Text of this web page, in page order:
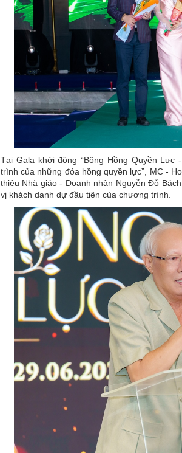
Tại Gala khởi động “Bông Hồng Quyền Lực
trình của những đóa hồng quyền lực”, MC -
thiệu Nhà giáo - Doanh nhân Nguyễn Đỗ
vị khách danh dự đầu tiên của chương trình.